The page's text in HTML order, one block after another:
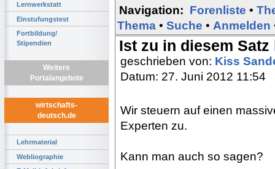
Lernwerkstatt
Einstufungstest
Fortbildung/
Stipendien
Weitere
Portalangebote
wirtschafts-
deutsch.de
Lehrmaterial
Webliographie
Navigation: Forenliste •
Thema • Suche • Anmelden
Ist zu in diesem
geschrieben von: Kiss
Datum: 27. Juni 2012 11:54
Wir steuern auf einen
Experten zu.
Kann man auch so sagen?